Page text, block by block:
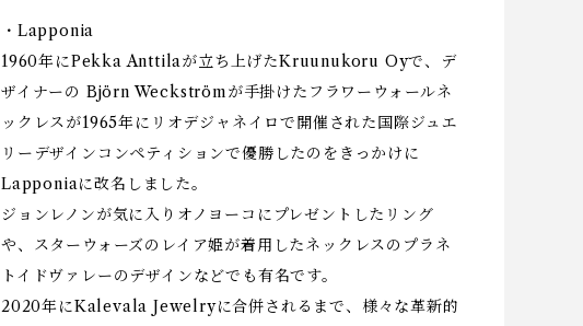
・Lapponia
1960年にPekka Anttilaが立ち上げたKruunukoru Oyで、デ
ザイナーの Björn Weckströmが手掛けたフラワーウォールネ
ックレスが1965年にリオデジャネイロで開催された国際ジュエ
リーデザインコンペティションで優勝したのをきっかけに
Lapponiaに改名しました。
ジョンレノンが気に入りオノヨーコにプレゼントしたリング
や、スターウォーズのレイア姫が着用したネックレスのプラネ
トイドヴァレーのデザインなどでも有名です。
2020年にKalevala Jewelryに合併されるまで、様々な革新的